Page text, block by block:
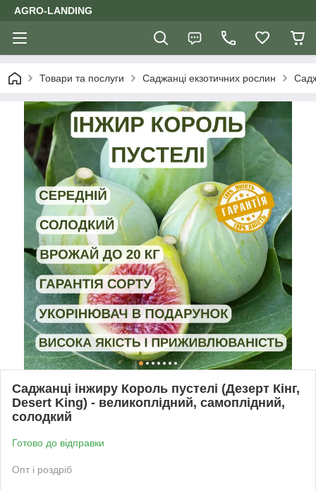
AGRO-LANDING
Товари та послуги Саджанці екзотичних рослин
Саджанці інжиру Король пустелі (Дезерт Кінг,
Desert King) - великоплідний, самоплідний,
солодкий
Готово до відправки
Опт і роздріб